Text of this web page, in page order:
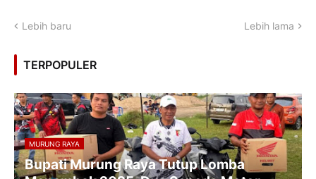
Lebih baru Lebih lama
TERPOPULER
MURUNG RAYA
Bupati Murung Raya Tutup Lomba